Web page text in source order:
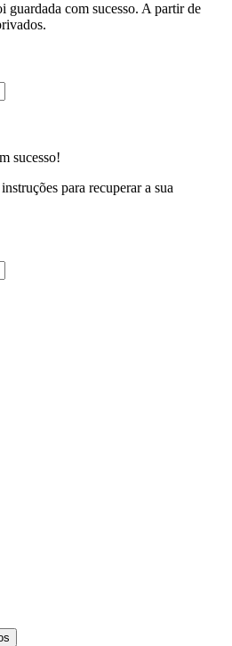
guardada com sucesso. A partir de
sucesso!
para recuperar a sua